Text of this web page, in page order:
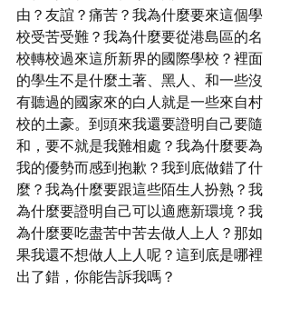
由？友誼？痛苦？我為什麼要來這個學
校受苦受難？我為什麼要從港島區的名
校轉校過來這所新界的國際學校？裡面
的學生不是什麼土著、黑人、和一些沒
有聽過的國家來的白人就是一些來自村
校的土豪。到頭來我還要證明自己要隨
和，要不就是我難相處？我為什麼要為
我的優勢而感到抱歉？我到底做錯了什
麼？我為什麼要跟這些陌生人扮熟？我
為什麼要證明自己可以適應新環境？我
為什麼要吃盡苦中苦去做人上人？那如
果我還不想做人上人呢？這到底是哪裡
出了錯，你能告訴我嗎？